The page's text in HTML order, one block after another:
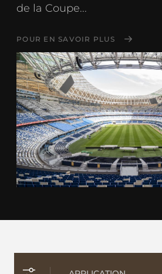
de la Coupe...
POUR EN SAVOIR PLUS